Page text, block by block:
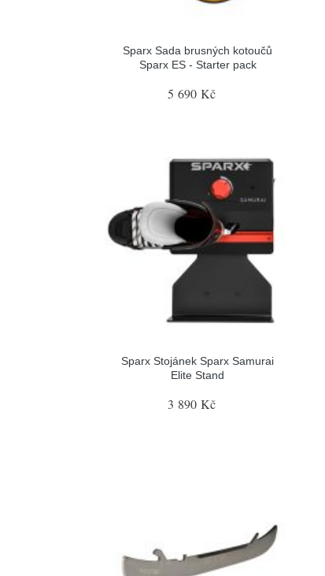
Sparx Sada brusných kotoučů
Sparx ES - Starter pack
5 690 Kč
Sparx Stojánek Sparx Samurai
Elite Stand
3 890 Kč